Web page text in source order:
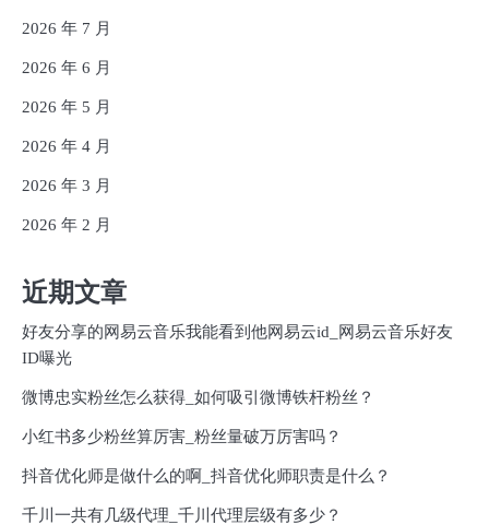
2026 年 7 月
2026 年 6 月
2026 年 5 月
2026 年 4 月
2026 年 3 月
2026 年 2 月
近期文章
好友分享的网易云音乐我能看到他网易云id_网易云音乐好友
ID曝光
微博忠实粉丝怎么获得_如何吸引微博铁杆粉丝？
小红书多少粉丝算厉害_粉丝量破万厉害吗？
抖音优化师是做什么的啊_抖音优化师职责是什么？
千川一共有几级代理_千川代理层级有多少？